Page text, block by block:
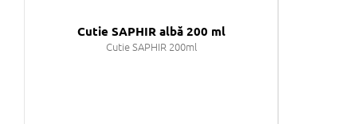
Cutie SAPHIR albă 200 ml
Cutie SAPHIR 200ml